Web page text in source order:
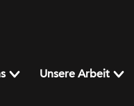
Unsere Arbeit